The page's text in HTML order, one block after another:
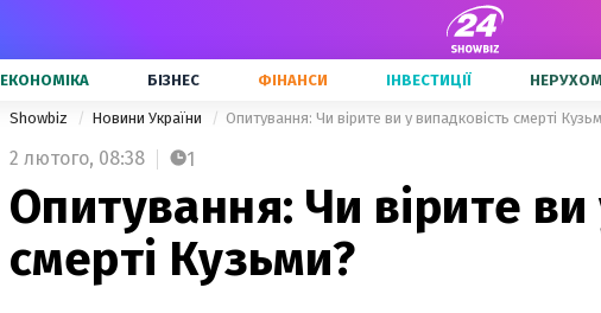
ЕКОНОМІКА БІЗНЕС ФІНАНСИ ІНВЕСТИЦІЇ
Showbiz Новини України Опитування: Чи вірите ви у випадковість смерті
2 лютого, 08:38 1
Опитування: Чи вірите ви
смерті Кузьми?